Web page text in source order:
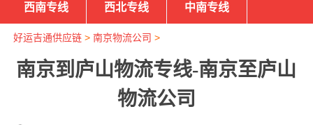
西南专线 西北专线 中南专线
好运吉通供应链> 南京物流公司 >
南京到庐山物流专线-南京至庐山
物流公司